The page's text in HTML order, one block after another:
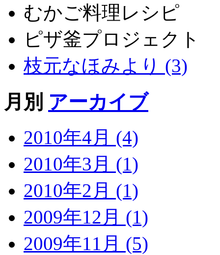
むかご料理レシピ
ピザ釜プロジェクト
枝元なほみより (3)
月別 アーカイブ
2010年4月 (4)
2010年3月 (1)
2010年2月 (1)
2009年12月 (1)
2009年11月 (5)